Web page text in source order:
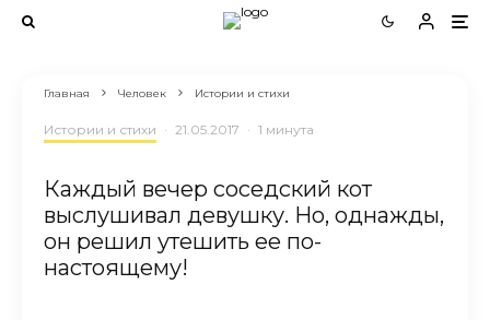
Главная Человек Истории и стихи
Истории и стихи · 21.05.2017 · 1 минута
Каждый вечер соседский кот
выслушивал девушку. Но, однажды,
он решил утешить ее по-
настоящему!